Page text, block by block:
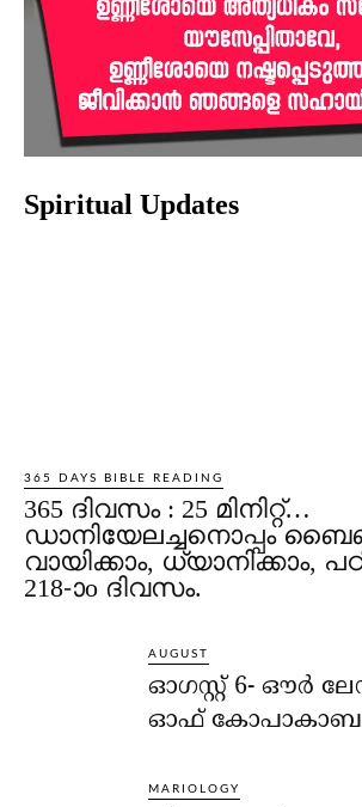
Spiritual Updates
365 DAYS BIBLE READING
365 ദിവസം : 25 മിനിറ്റ്…
ഡാനിയേലച്ചനൊപ്പം
വായിക്കാം, ധ്യാനിക്കാം,
218-ാo ദിവസം.
AUGUST
ഓഗസ്റ്റ് 6- ഔര്‍
ഓഫ്
MARIOLOGY